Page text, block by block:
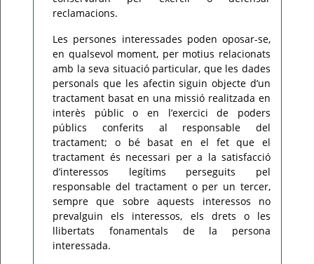
reclamacions.
Les persones interessades poden oposar-se,
en qualsevol moment, per motius relacionats
amb la seva situació particular, que les dades
personals que les afectin siguin objecte d’un
tractament basat en una missió realitzada en
interès públic o en l’exercici de poders
públics conferits al responsable del
tractament; o bé basat en el fet que el
tractament és necessari per a la satisfacció
d’interessos legítims perseguits pel
responsable del tractament o per un tercer,
sempre que sobre aquests interessos no
prevalguin els interessos, els drets o les
llibertats fonamentals de la persona
interessada.